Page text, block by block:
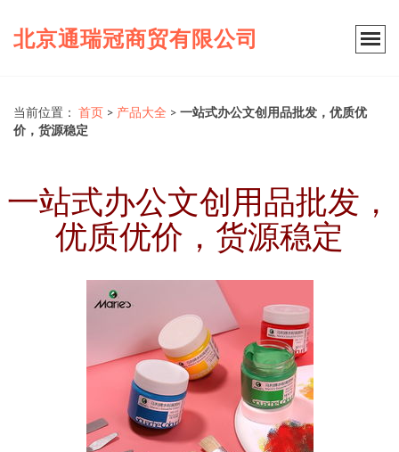
北京通瑞冠商贸有限公司
当前位置： 首页 > 产品大全 > 一站式办公文创用品批发，优质优
价，货源稳定
一站式办公文创用品批发，
优质优价，货源稳定